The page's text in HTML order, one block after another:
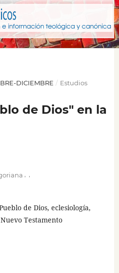
DICIEMBRE / Estudios
de Dios" en la
de Dios, eclesiología,
Testamento